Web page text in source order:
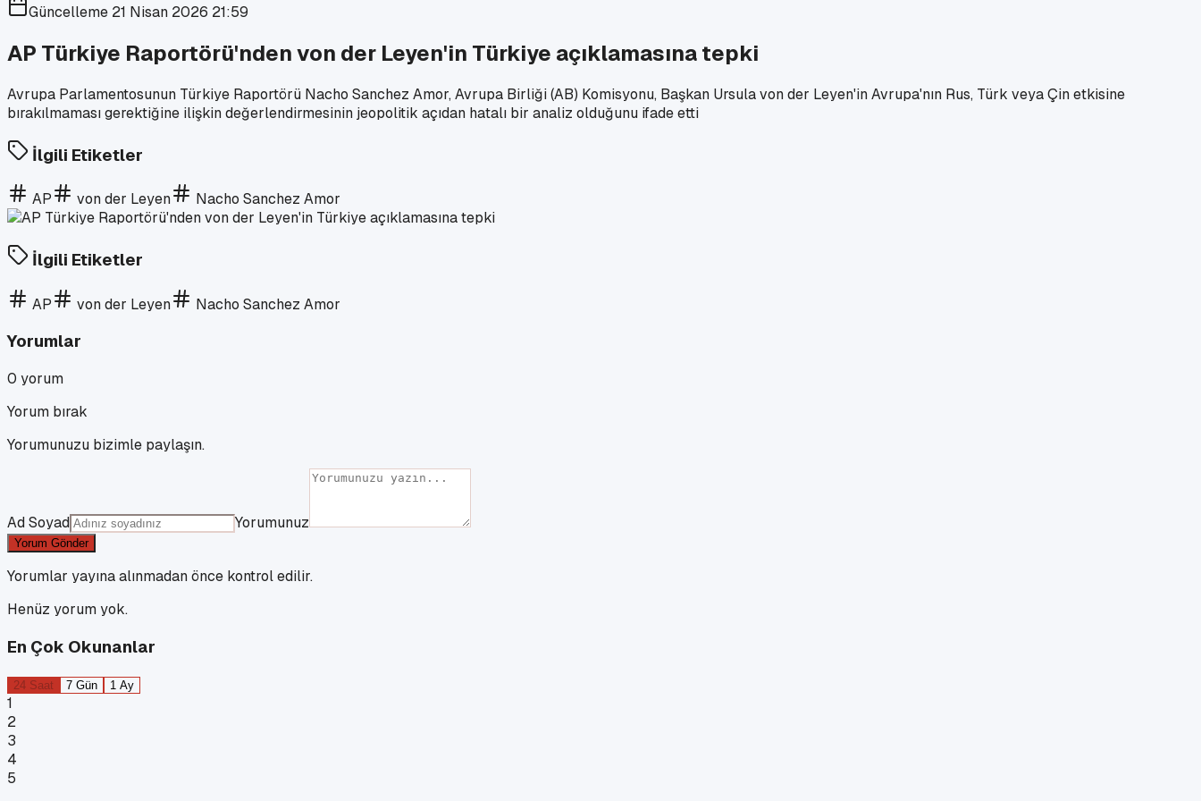
Güncelleme 21 Nisan 2026 21:59
AP Türkiye Raportörü'nden von der Leyen'in Türkiye açıklamasına tepki
Avrupa Parlamentosunun Türkiye Raportörü Nacho Sanchez Amor, Avrupa Birliği (AB) Komisyonu, Başkan Ursula von der Leyen'in Avrupa'nın Rus, Türk veya Çin etkisine
bırakılmaması gerektiğine ilişkin değerlendirmesinin jeopolitik açıdan hatalı bir analiz olduğunu ifade etti
İlgili Etiketler
AP von der Leyen Nacho Sanchez Amor
İlgili Etiketler
AP von der Leyen Nacho Sanchez Amor
Yorumlar
0 yorum
Yorum bırak
Yorumunuzu bizimle paylaşın.
Ad Soyad Yorumunuz
Yorum Gönder
Yorumlar yayına alınmadan önce kontrol edilir.
Henüz yorum yok.
En Çok Okunanlar
24 Saat 7 Gün 1 Ay
1
2
3
4
5